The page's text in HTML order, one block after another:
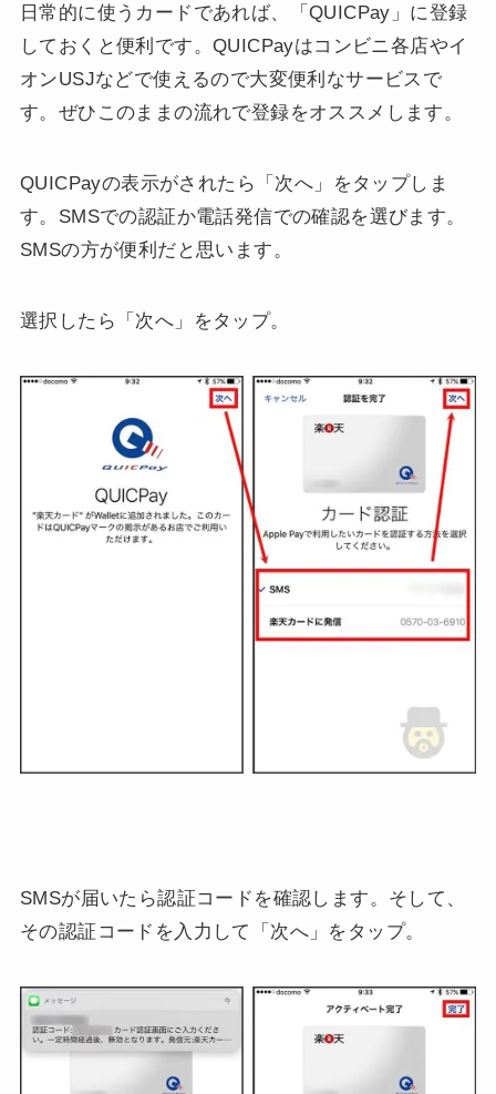
日常的に使うカードであれば、「QUICPay」に登録
しておくと便利です。QUICPayはコンビニ各店やイ
オンUSJなどで使えるので大変便利なサービスで
す。ぜひこのままの流れで登録をオススメします。
QUICPayの表示がされたら「次へ」をタップしま
す。SMSでの認証か電話発信での確認を選びます。
SMSの方が便利だと思います。
選択したら「次へ」をタップ。
SMSが届いたら認証コードを確認します。そして、
その認証コードを入力して「次へ」をタップ。